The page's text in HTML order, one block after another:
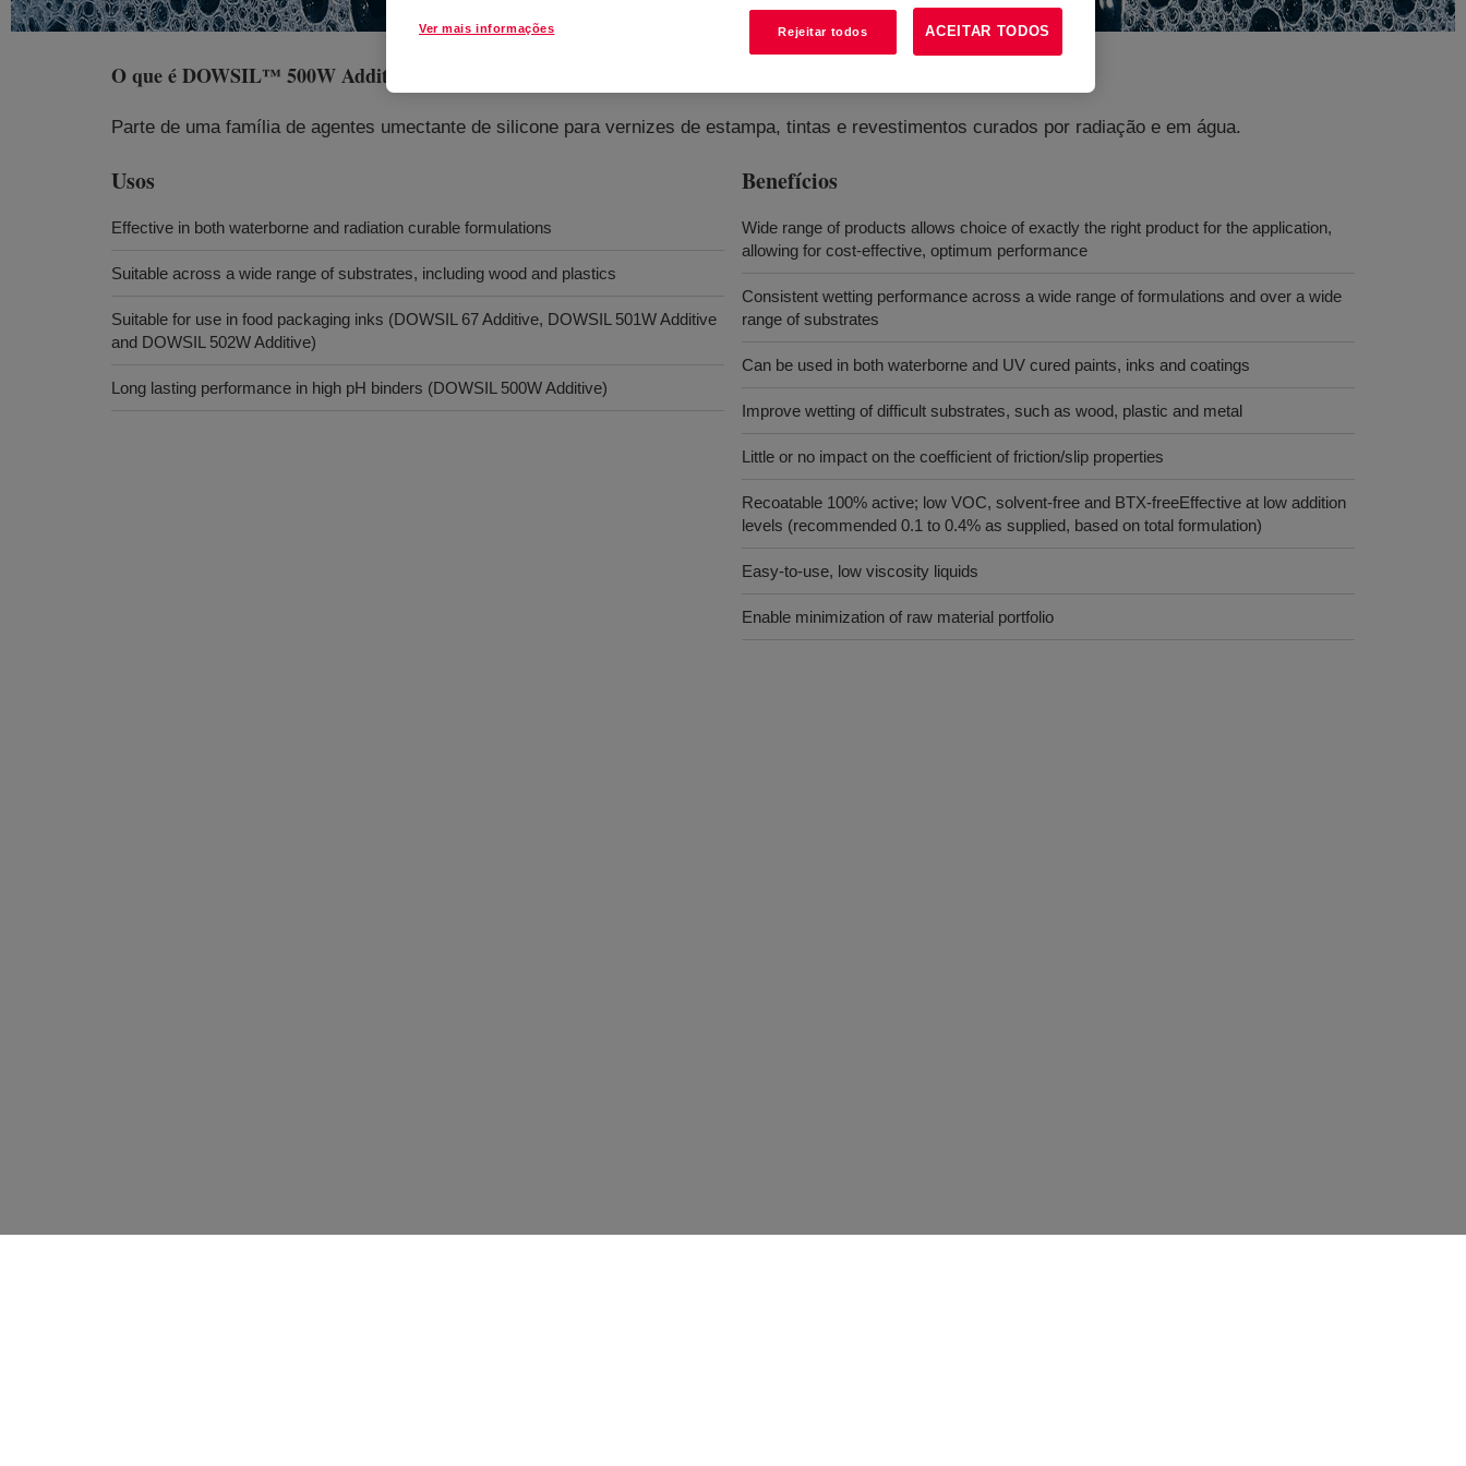
O que éDOWSIL™ 500W Additive
Parte de uma família de agentes umectante de silicone para vernizes de estampa, tintas e revestimentos curados por radiação e em água.
Usos
Effective in both waterborne and radiation curable formulations
Suitable across a wide range of substrates, including wood and plastics
Suitable for use in food packaging inks (DOWSIL 67 Additive, DOWSIL 501W Additive
and DOWSIL 502W Additive)
Long lasting performance in high pH binders (DOWSIL 500W Additive)
Benefícios
Wide range of products allows choice of exactly the right product for the application,
allowing for cost-effective, optimum performance
Consistent wetting performance across a wide range of formulations and over a wide
range of substrates
Can be used in both waterborne and UV cured paints, inks and coatings
Improve wetting of difficult substrates, such as wood, plastic and metal
Little or no impact on the coefficient of friction/slip properties
Recoatable 100% active; low VOC, solvent-free and BTX-freeEffective at low addition
levels (recommended 0.1 to 0.4% as supplied, based on total formulation)
Easy-to-use, low viscosity liquids
Enable minimization of raw material portfolio
Ver mais informações Rejeitar todos ACEITAR TODOS